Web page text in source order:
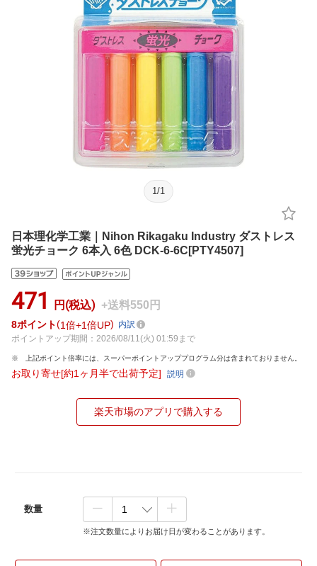
1 /1
日本理化学工業｜Nihon Rikagaku Industry ダストレス
蛍光チョーク 6本入 6色 DCK-6-6C[PTY4507]
471 円(税込) +送料550円
8ポイント 1倍 1倍UP
内訳
ポイントアップ期間：2026/08/11(火) 01:59まで
上記ポイント倍率には、スーパーポイントアッププログラム分は含まれておりません。
お取り寄せ[約1ヶ月半で出荷予定] 説明
楽天市場のアプリで購入する
数量
※注文数量によりお届け日が変わることがあります。